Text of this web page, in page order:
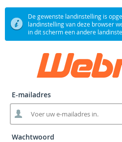
De gewenste landinstelling is
landinstelling van deze browser
in dit scherm een andere
E-mailadres
Wachtwoord